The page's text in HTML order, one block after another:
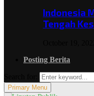
Indonesia
Tengah
Posting Berita
Primary Menu